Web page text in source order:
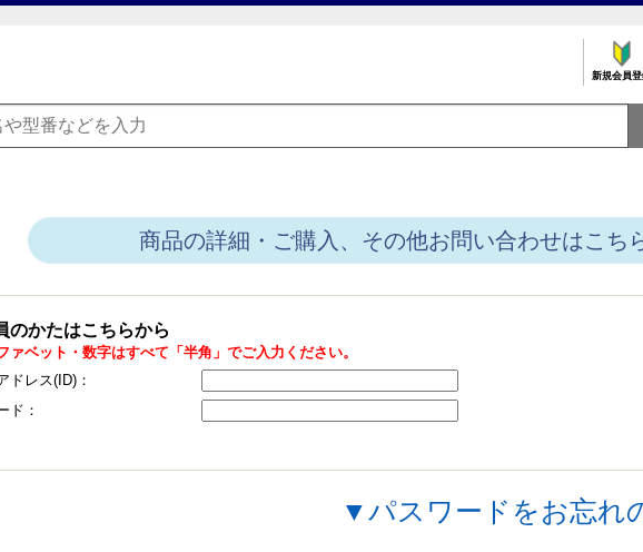
新規会員登
商品の詳細・ご購入、その他お問い合わせはこち
のかたはこちらから
ァベット・数字はすべて「半角」でご入力ください。
ドレス(ID)：
ド：
▼パスワードをお忘れ